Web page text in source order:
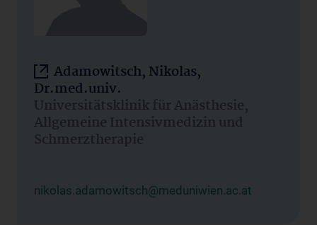
Adamowitsch, Nikolas,
Dr.med.univ.
Universitätsklinik für Anästhesie,
Allgemeine Intensivmedizin und
Schmerztherapie
nikolas.adamowitsch@meduniwien.ac.at